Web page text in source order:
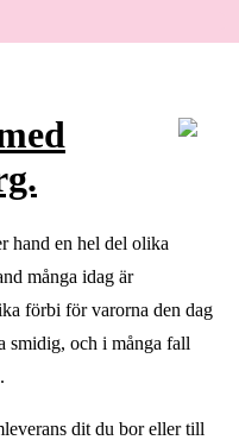
hand en hel del olika
många idag är
förbi för varorna den dag
smidig, och i många fall
dit du bor eller till